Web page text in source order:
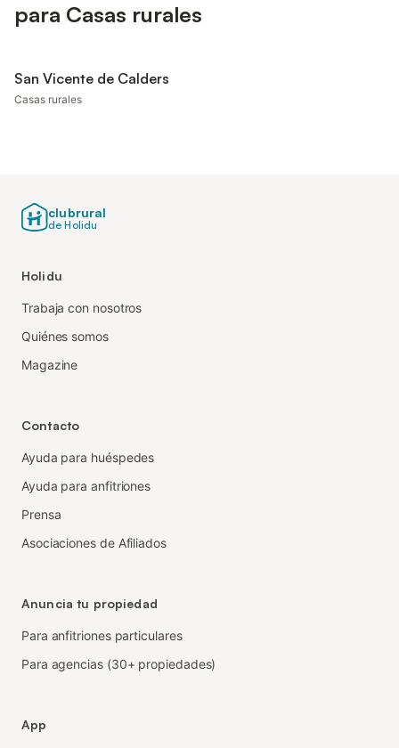
para Casas rurales
San Vicente de Calders
Casas rurales
clubrural
de Holidu
Holidu
Trabaja con nosotros
Quiénes somos
Magazine
Contacto
Ayuda para huéspedes
Ayuda para anfitriones
Prensa
Asociaciones de Afiliados
Anuncia tu propiedad
Para anfitriones particulares
Para agencias (30+ propiedades)
App